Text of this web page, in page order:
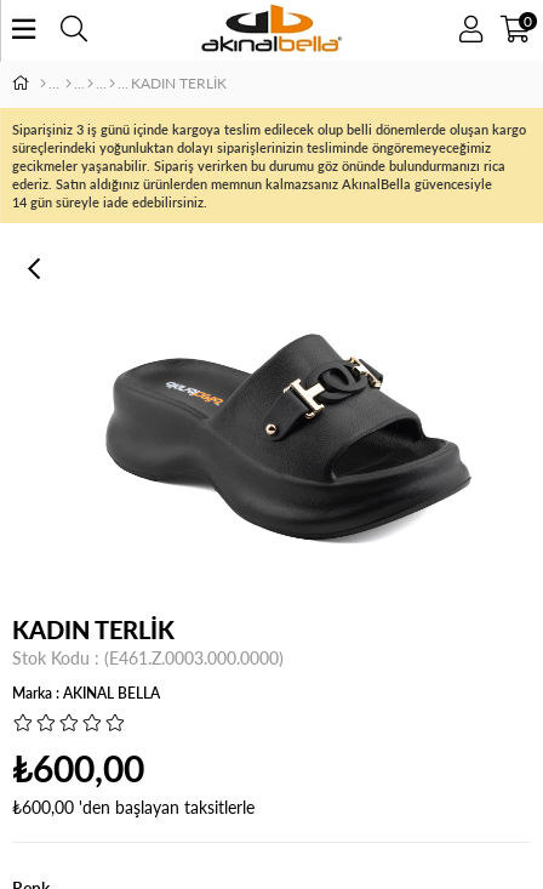
0
KADIN TERLİK
Siparişiniz 3 iş günü içinde kargoya teslim edilecek olup belli dönemlerde oluşan kargo
süreçlerindeki yoğunluktan dolayı siparişlerinizin tesliminde öngöremeyeceğimiz
gecikmeler yaşanabilir. Sipariş verirken bu durumu göz önünde bulundurmanızı rica
ederiz. Satın aldığınız ürünlerden memnun kalmazsanız AkınalBella güvencesiyle
14 gün süreyle iade edebilirsiniz.
KADIN TERLİK
Stok Kodu (E461.Z.0003.000.0000)
Marka:AKINAL BELLA
₺600,00
₺600,00 'den başlayan taksitlerle